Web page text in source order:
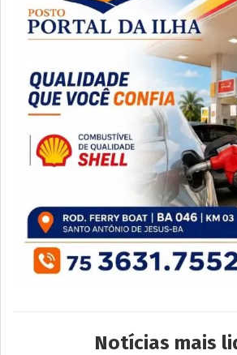
Notícias mais